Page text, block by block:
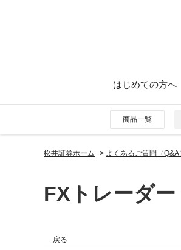
はじめての方へ
商品一覧
松井証券ホーム > よくあるご質問（Q&A
FXトレーダ
戻る